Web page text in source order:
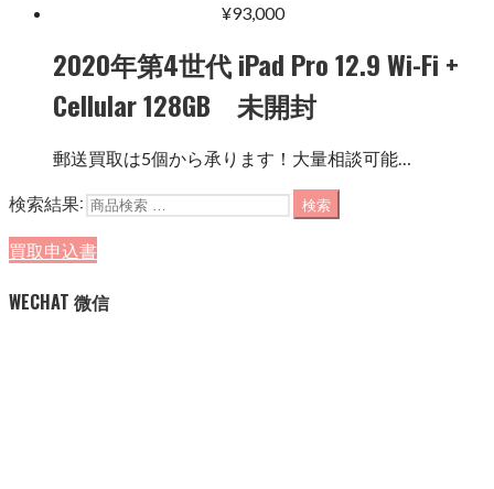
¥93,000
2020年第4世代 iPad Pro 12.9 Wi-Fi +
Cellular 128GB 未開封
郵送買取は5個から承ります！大量相談可能…
検索結果: 検索
買取申込書
WECHAT 微信